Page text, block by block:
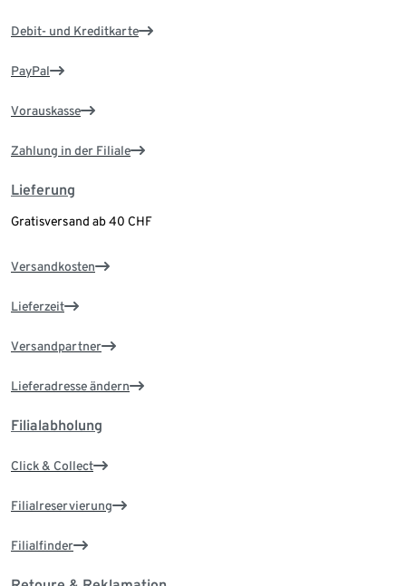
Debit- und Kreditkarte
PayPal
Vorauskasse
Zahlung in der Filiale
Lieferung
Gratisversand ab 40 CHF
Versandkosten
Lieferzeit
Versandpartner
Lieferadresse ändern
Filialabholung
Click & Collect
Filialreservierung
Filialfinder